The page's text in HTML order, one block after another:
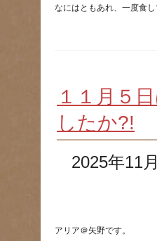
１１月５
したか?!
2025年11
アリア＠矢野です。